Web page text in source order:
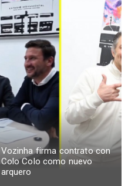
Vozinha firma contrato con
Colo Colo como nuevo
arquero